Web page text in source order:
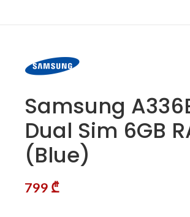
Samsung
Dual Sim 6GB
(Blue)
799 ₾